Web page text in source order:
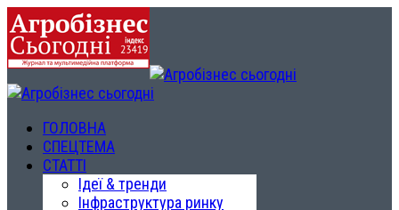
ГОЛОВНА
СПЕЦТЕМА
СТАТТІ
Ідеї & тренди
Інфраструктура ринку